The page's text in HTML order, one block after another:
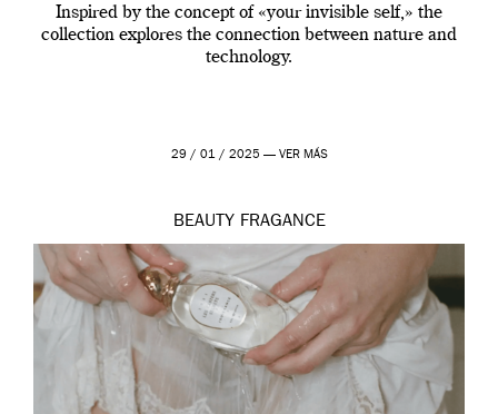
Inspired by the concept of «your invisible self,» the
collection explores the connection between nature and
technology.
29 / 01 / 2025 — VER MÁS
BEAUTY FRAGANCE